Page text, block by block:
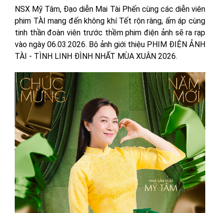
NSX Mỹ Tâm, Đạo diễn Mai Tài Phến cùng các diễn viên
phim TÀI mang đến không khí Tết rộn ràng, ấm áp cùng
tinh thần đoàn viên trước thềm phim điện ảnh sẽ ra rạp
vào ngày 06.03.2026. Bộ ảnh giới thiệu PHIM ĐIỆN ẢNH
TÀI - TÌNH LINH ĐÌNH NHẤT MÙA XUÂN 2026.